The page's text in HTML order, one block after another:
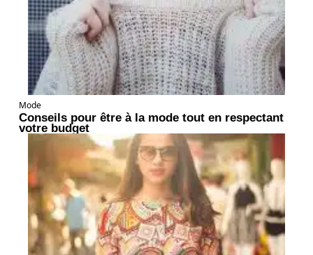
Mode
Conseils pour être à la mode tout en respectant
votre budget